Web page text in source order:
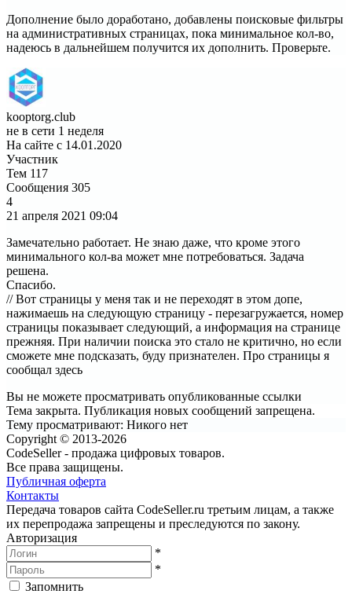
Дополнение было доработано, добавлены поисковые фильтры
на административных страницах, пока минимальное кол-во,
надеюсь в дальнейшем получится их дополнить. Проверьте.
kooptorg.club
не в сети 1 неделя
На сайте с 14.01.2020
Участник
Тем 117
Сообщения 305
4
21 апреля 2021 09:04
Замечательно работает. Не знаю даже, что кроме этого
минимального кол-ва может мне потребоваться. Задача
решена.
Спасибо.
// Вот страницы у меня так и не переходят в этом допе,
нажимаешь на следующую страницу - перезагружается, номер
страницы показывает следующий, а информация на странице
прежняя. При наличии поиска это стало не критично, но если
сможете мне подсказать, буду признателен. Про страницы я
сообщал здесь
Вы не можете просматривать опубликованные ссылки
Тема закрыта. Публикация новых сообщений запрещена.
Тему просматривают: Никого нет
Copyright © 2013-2026
CodeSeller - продажа цифровых товаров.
Все права защищены.
Публичная оферта
Контакты
Передача товаров сайта CodeSeller.ru третьим лицам, а также
их перепродажа запрещены и преследуются по закону.
Авторизация
*
*
Запомнить